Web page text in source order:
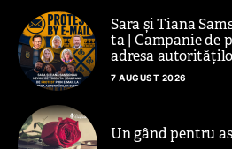
Sara și Tiana
ta | Campanie de
adresa
7 AUGUST 2026
Un gând pentru